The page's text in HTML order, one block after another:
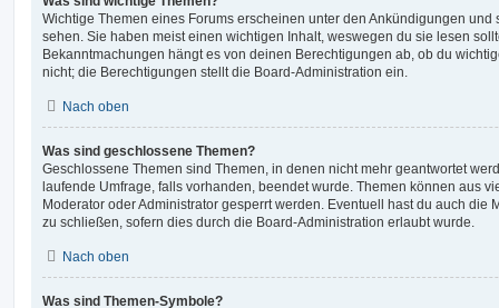
Wichtige Themen eines Forums erscheinen unter den Ankündigungen und
sehen. Sie haben meist einen wichtigen Inhalt, weswegen du sie lesen
Bekanntmachungen hängt es von deinen Berechtigungen ab, ob du
nicht; die Berechtigungen stellt die Board-Administration ein.
Nach oben
Was sind geschlossene Themen?
Geschlossene Themen sind Themen, in denen nicht mehr geantwortet
laufende Umfrage, falls vorhanden, beendet wurde. Themen können aus
Moderator oder Administrator gesperrt werden. Eventuell hast du auch die
zu schließen, sofern dies durch die Board-Administration erlaubt wurde.
Nach oben
Was sind Themen-Symbole?